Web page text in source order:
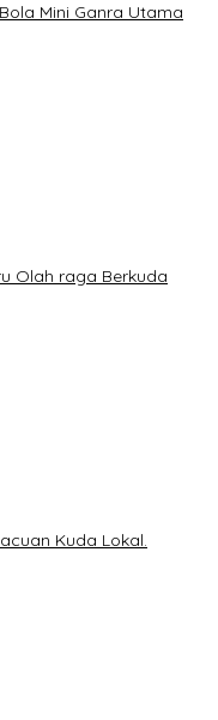
Mini Ganra Utama
Olah raga Berkuda
Kuda Lokal.